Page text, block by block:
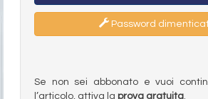
Password
Se non sei abbonato e vuoi
l’articolo, attiva la prova gratuita